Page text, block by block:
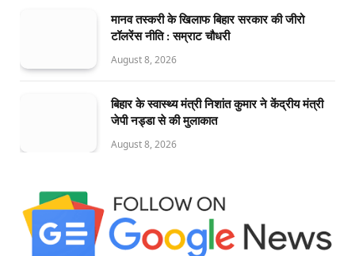
मानव तस्करी के खिलाफ बिहार सरकार की जीरो
टॉलरेंस नीति : सम्राट चौधरी
August 8, 2026
बिहार के स्वास्थ्य मंत्री निशांत कुमार ने केंद्रीय मंत्री
जेपी नड्डा से की मुलाकात
August 8, 2026